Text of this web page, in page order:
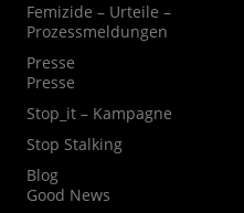
Femizide – Urteile –
Prozessmeldungen
Presse
Presse
Stop_it – Kampagne
Stop Stalking
Blog
Good News